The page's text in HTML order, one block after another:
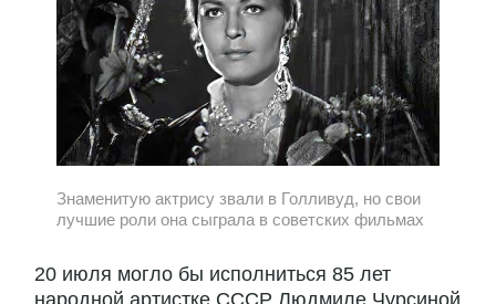
Знаменитую актрису звали в Голливуд, но свои
лучшие роли она сыграла в советских фильмах
20 июля могло бы исполниться 85 лет